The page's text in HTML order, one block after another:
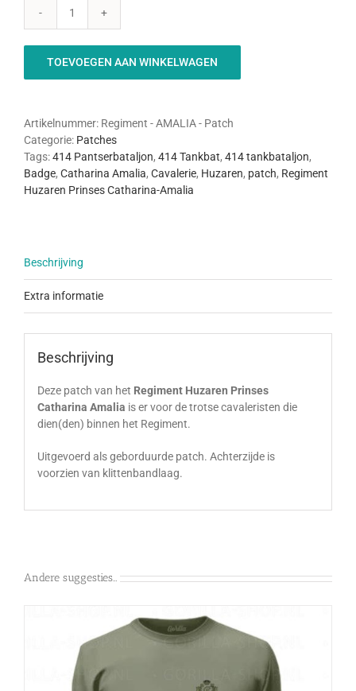
Regiment
Catharina
Patch
aantal
TOEVOEGEN AAN WINKELWAGEN
Artikelnummer: Regiment - AMALIA - Patch
Categorie: Patches
Tags:414 Pantserbataljon, 414 Tankbat, 414 tankbataljon,
Badge, Catharina Amalia, Cavalerie, Huzaren, patch, Regiment
Huzaren Prinses Catharina-Amalia
Beschrijving
Extra informatie
Beschrijving
Deze patch van het Regiment Huzaren Prinses
Catharina Amalia is er voor de trotse cavaleristen die
dien(den) binnen het Regiment.
Uitgevoerd als geborduurde patch. Achterzijde is
voorzien van klittenbandlaag.
Andere suggesties…